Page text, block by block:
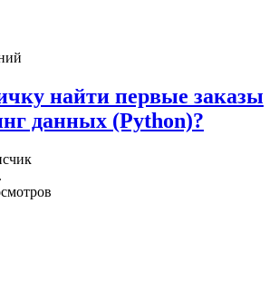
найти первые заказы
данных (Python)?